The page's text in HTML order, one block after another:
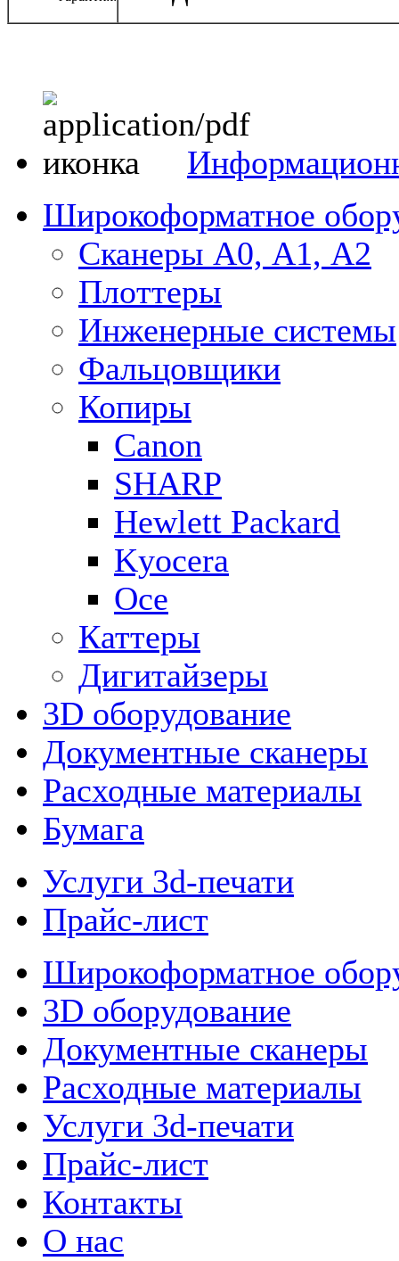
Широкоформатное
Сканеры А0, А1, А2
Плоттеры
Инженерные системы
Фальцовщики
Копиры
Canon
SHARP
Hewlett Packard
Kyocera
Oce
Каттеры
Дигитайзеры
3D оборудование
Документные сканеры
Расходные материалы
Бумага
Услуги 3d-печати
Прайс-лист
Широкоформатное
3D оборудование
Документные сканеры
Расходные материалы
Услуги 3d-печати
Прайс-лист
Контакты
О нас